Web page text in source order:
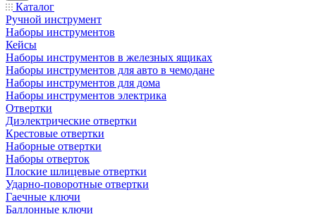
Каталог
Ручной инструмент
Наборы инструментов
Кейсы
Наборы инструментов в железных ящиках
Наборы инструментов для авто в чемодане
Наборы инструментов для дома
Наборы инструментов электрика
Отвертки
Диэлектрические отвертки
Крестовые отвертки
Наборные отвертки
Наборы отверток
Плоские шлицевые отвертки
Ударно-поворотные отвертки
Гаечные ключи
Баллонные ключи